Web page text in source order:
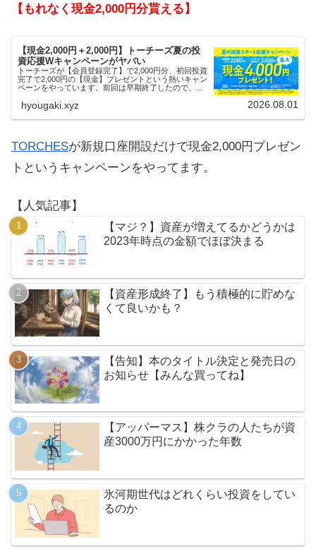
【もれなく現金2,000円分貰える】
【現金2,000円＋2,000円】トーチーズ夏の投
資応援Wキャンペーンがヤバい
トーチーズが【会員登録完了】で2,000円分、初回投資
完了で2,000円の【現金】プレゼントという熱いキャン
ペーンをやっています。前回は早期終了したので、使
hyougaki.xyz 2026.08.01
TORCHESが新規口座開設だけで現金2,000円プレゼン
トというキャンペーンをやってます。
【人気記事】
【マジ？】資産が増えてるかどうかは
2023年時点の金額でほぼ決まる
【資産形成終了】もう積極的に貯めな
くて良いかも？
【告知】本のタイトル決定と発売日の
お知らせ【みんな買ってね】
【アッパーマス】株クラの人たちが資
産3000万円にかかった年数
氷河期世代はどれくらい投資をしてい
るのか